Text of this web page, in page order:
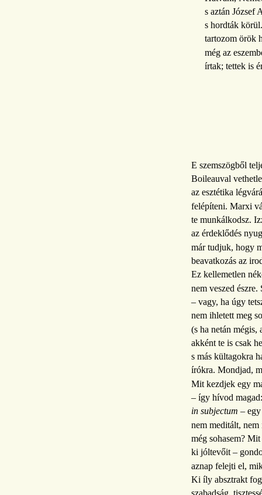
s aztán József
s hordták
tartozom örök
még az
írtak; tettek is
E szemszögből
Boileauval
az esztétika
felépíteni. Marxi
te munkálkodsz.
az érdeklődés
már tudjuk, hogy
beavatkozás az
Ez kellemetlen
nem veszed
– vagy, ha úgy
nem ihletett meg
(s ha netán
akként te is csak
s más kültagokra
írókra. Mondjad,
Mit kezdjek egy
– így hívod
in subjectum –
nem meditált, nem
még sohasem?
ki jóltevőit –
aznap felejti el,
Ki íly absztrakt